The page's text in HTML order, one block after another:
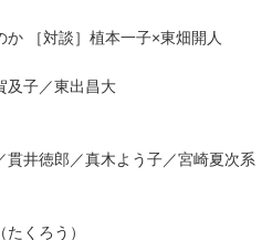
［対談］植本一子×東畑開人
及子／東出昌大
貫井徳郎／真木よう子／宮崎夏次系
くろう）